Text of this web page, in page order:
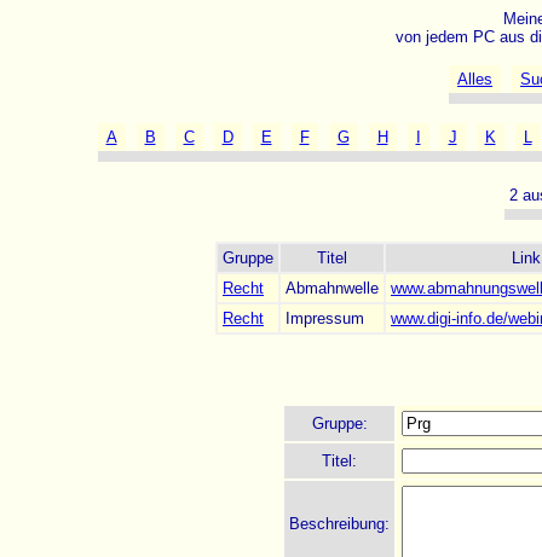
von jedem PC aus
Alles
A B C D E F G H J K L
2
Gruppe Titel
Link
Recht
Abmahnwelle
Recht
Impressum www.digi-info.de/
Gruppe:
Titel:
Beschreibung: